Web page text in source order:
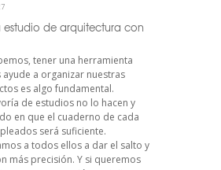
estudio de arquitectura con
tener una herramienta
a organizar nuestras
es algo fundamental.
de estudios no lo hacen y
en que el cuaderno de cada
será suficiente.
a todos ellos a dar el salto y
más precisión. Y si queremos